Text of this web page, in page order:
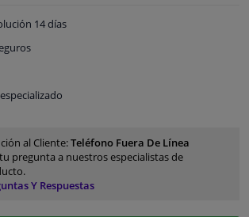
14 días
al Cliente:Teléfono Fuera De Línea
pregunta a nuestros especialistas de
Y Respuestas